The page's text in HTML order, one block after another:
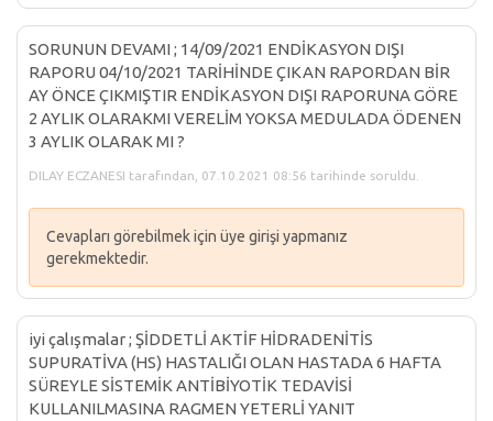
SORUNUN DEVAMI ; 14/09/2021 ENDİKASYON DIŞI
RAPORU 04/10/2021 TARİHİNDE ÇIKAN RAPORDAN BİR
AY ÖNCE ÇIKMIŞTIR ENDİKASYON DIŞI RAPORUNA GÖRE
2 AYLIK OLARAKMI VERELİM YOKSA MEDULADA ÖDENEN
3 AYLIK OLARAK MI ?
DILAY ECZANESI tarafından, 07.10.2021 08:56 tarihinde soruldu.
Cevapları görebilmek için üye girişi yapmanız
gerekmektedir.
iyi çalışmalar ; ŞİDDETLİ AKTİF HİDRADENİTİS
SUPURATİVA (HS) HASTALIĞI OLAN HASTADA 6 HAFTA
SÜREYLE SİSTEMİK ANTİBİYOTİK TEDAVİSİ
KULLANILMASINA RAGMEN YETERLİ YANIT